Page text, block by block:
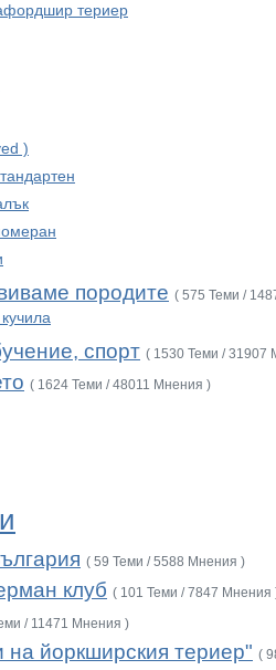
териер
)
породите ( 575 Теми /
спорт ( 1530 Теми / 31907
( 1624 Теми / 48011 Мнения )
( 59 Теми / 5588 Мнения )
клуб ( 101 Теми / 7847 Мнения
/ 11471 Мнения )
на йоркширския териер" (